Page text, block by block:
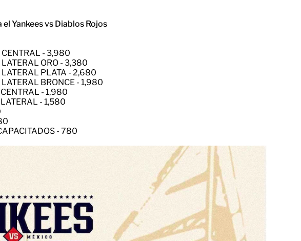
Yankees vs Diablos Rojos
- 3,980
ORO - 3,380
PLATA - 2,680
BRONCE - 1,980
- 1,980
- 1,580
- 780